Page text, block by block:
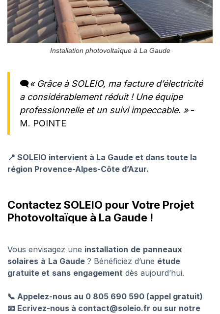
Installation photovoltaïque à La Gaude
🗨️« Grâce à SOLEIO, ma facture d’électricité
a considérablement réduit ! Une équipe
professionnelle et un suivi impeccable. »-
M. POINTE
📍 SOLEIO intervient à La Gaude et dans toute la
région Provence-Alpes-Côte d’Azur.
Contactez SOLEIO pour Votre Projet
Photovoltaïque à La Gaude !
Vous envisagez une installation de panneaux
solaires à La Gaude ? Bénéficiez d’une étude
gratuite et sans engagement dès aujourd’hui.
📞 Appelez-nous au 0 805 690 590 (appel gratuit)
📧 Ecrivez-nous à contact@soleio.fr ou sur notre